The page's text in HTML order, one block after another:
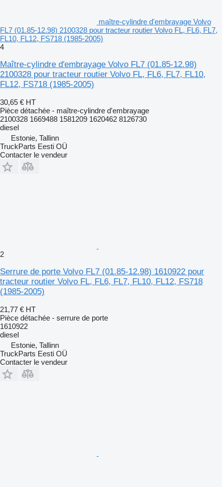
maître-cylindre d'embrayage Volvo
FL7 (01.85-12.98) 2100328 pour tracteur routier Volvo FL, FL6, FL7,
FL10, FL12, FS718 (1985-2005)
4
Maître-cylindre d'embrayage Volvo FL7 (01.85-12.98)
2100328 pour tracteur routier Volvo FL, FL6, FL7, FL10,
FL12, FS718 (1985-2005)
30,65 € HT
Pièce détachée - maître-cylindre d'embrayage
2100328 1669488 1581209 1620462 8126730
diesel
Estonie, Tallinn
TruckParts Eesti OÜ
Contacter le vendeur
2
Serrure de porte Volvo FL7 (01.85-12.98) 1610922 pour
tracteur routier Volvo FL, FL6, FL7, FL10, FL12, FS718
(1985-2005)
21,77 € HT
Pièce détachée - serrure de porte
1610922
diesel
Estonie, Tallinn
TruckParts Eesti OÜ
Contacter le vendeur